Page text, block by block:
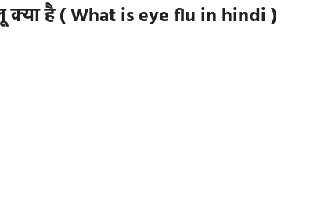
है ( What iseye flu in hindi )